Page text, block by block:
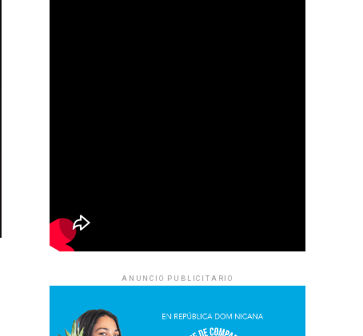
ANUNCIO PUBLICITARIO